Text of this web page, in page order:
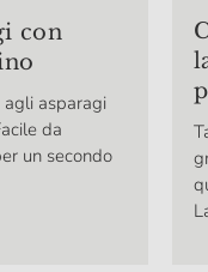
con
asparagi
da
un secondo